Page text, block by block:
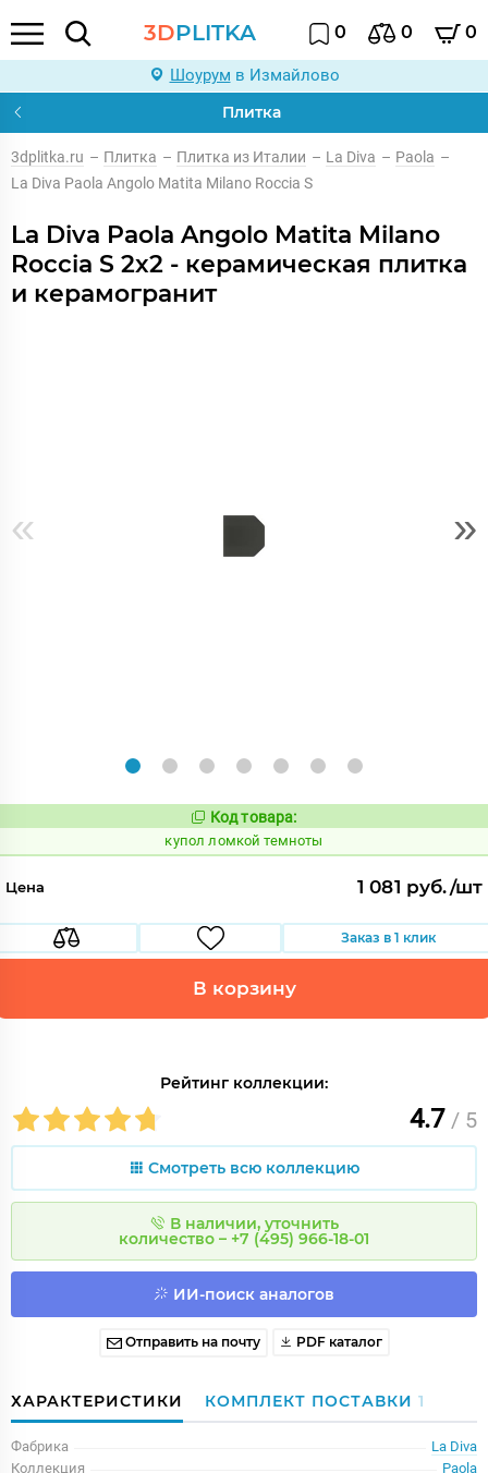
3DPLITKA 0 0 0
Шоурум в Измайлово
Плитка
3dplitka.ru – Плитка – Плитка из Италии – La Diva – Paola –
La Diva Paola Angolo Matita Milano Roccia S
La Diva Paola Angolo Matita Milano
Roccia S 2x2 - керамическая плитка
и керамогранит
« »
Код:
849852
Код товара:
купол ломкой темноты
Цена 1 081 руб./шт
Заказ в 1 клик
В корзину
Рейтинг коллекции:
4.7 / 5
Смотреть всю коллекцию
В наличии, уточнить
количество – +7 (495) 966-18-01
ИИ-поиск аналогов
Отправить на почту PDF каталог
ХАРАКТЕРИСТИКИ КОМПЛЕКТ ПОСТАВКИ 1
Фабрика
La Diva
Коллекция
Paola